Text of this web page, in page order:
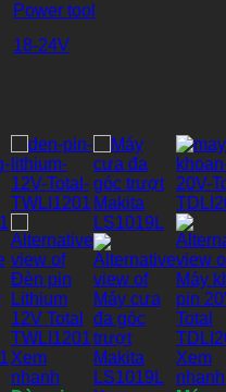
Power tool
18-24V
Xem
nhanh
Xem
nhanh